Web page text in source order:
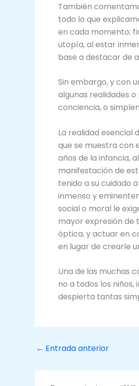
También
todo lo que
en cada momento;
utopía, al estar
base a destacar de
Sin embargo, y con
algunas realidades
conciencia, o
La realidad esencial
que se muestra con
años de la infancia,
manifestación de
tenido a su cuidado
inmenso y
social o moral le
mayor expresión de
óptica, y actuar en
en lugar de crearle
Una de las muchas
no a todos los niños,
despierta tantas
← Entrada anterior